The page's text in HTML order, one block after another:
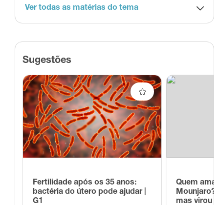
Ver todas as matérias do tema
Sugestões
Fertilidade após os 35 anos:
bactéria do útero pode ajudar |
G1
Quem
Mounjaro?
mas virou